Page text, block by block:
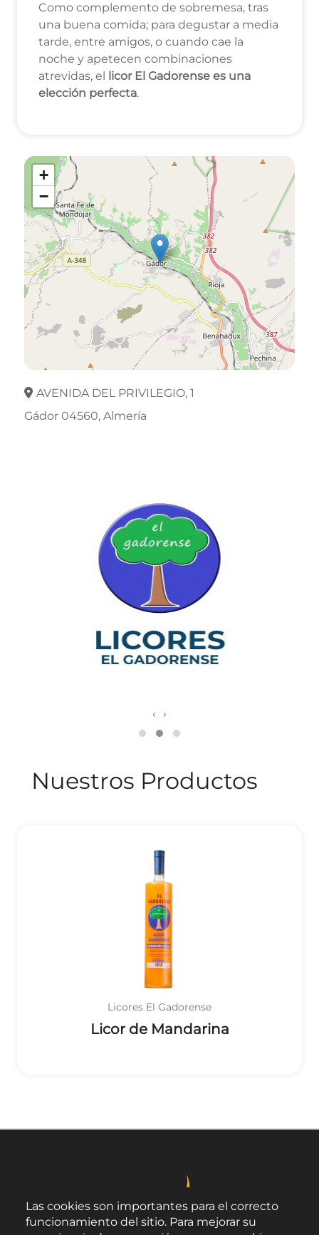
Como complemento de sobremesa, tras
una buena comida; para degustar a media
tarde, entre amigos, o cuando cae la
noche y apetecen combinaciones
atrevidas, el licor El Gadorense es una
elección perfecta.
+
−
Leaflet©OpenStreetMap
AVENIDA DEL PRIVILEGIO, 1
Gádor 04560 Almería
‹ ›
Nuestros Productos
Licores El Gadorense
Licor de Mandarina
Las cookies son importantes para el correcto
funcionamiento del sitio. Para mejorar su